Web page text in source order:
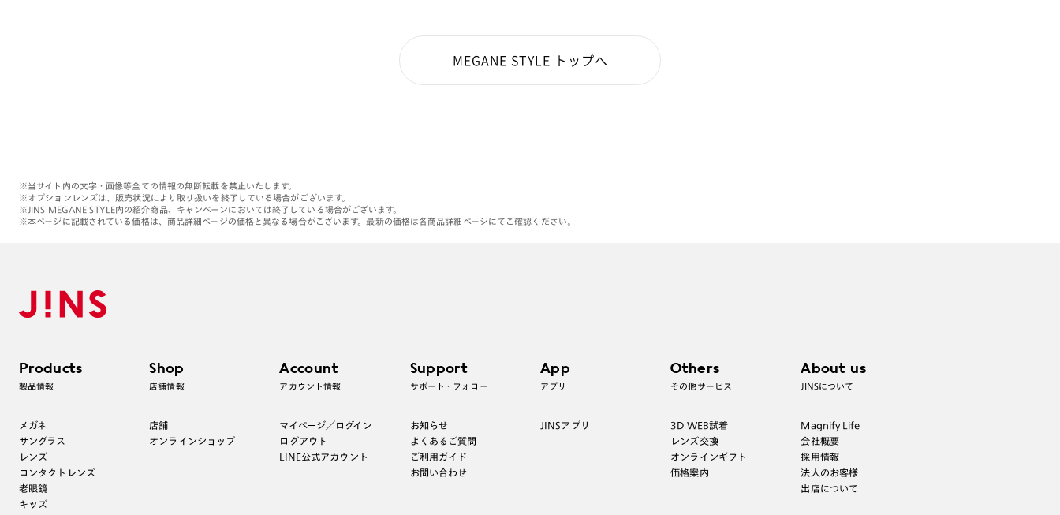
MEGANE STYLE トップへ
※当サイト内の文字・画像等全ての情報の無断転載を禁止いたします。
※オプションレンズは、販売状況により取り扱いを終了している場合がございます。
※JINS MEGANE STYLE内の紹介商品、キャンペーンにおいては終了している場合がございます。
※本ページに記載されている価格は、商品詳細ページの価格と異なる場合がございます。最新の価格は各商品詳細ページにてご確認ください。
Products
製品情報
メガネ
サングラス
レンズ
コンタクトレンズ
老眼鏡
キッズ
Shop
店舗情報
店舗
オンラインショップ
Account
アカウント情報
マイページ／ログイン
ログアウト
LINE公式アカウント
Support
サポート・フォロー
お知らせ
よくあるご質問
ご利用ガイド
お問い合わせ
App
アプリ
JINSアプリ
Others
その他サービス
3D WEB試着
レンズ交換
オンラインギフト
価格案内
About us
JINSについて
Magnify Life
会社概要
採用情報
法人のお客様
出店について